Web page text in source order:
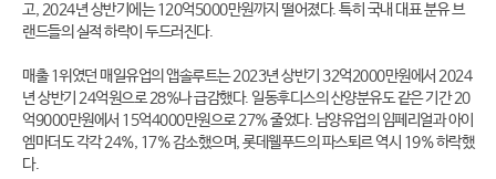
고, 2024년 상반기에는 120억5000만원까지 떨어졌다. 특히 국내 대표 분유 브
랜드들의 실적 하락이 두드러진다.
매출 1위였던 매일유업의 앱솔루트는 2023년 상반기 32억2000만원에서 2024
년 상반기 24억원으로 28%나 급감했다. 일동후디스의 산양분유도 같은 기간 20
억9000만원에서 15억4000만원으로 27% 줄었다. 남양유업의 임페리얼과 아이
엠마더도 각각 24%, 17% 감소했으며, 롯데웰푸드의 파스퇴르 역시 19% 하락했
다.